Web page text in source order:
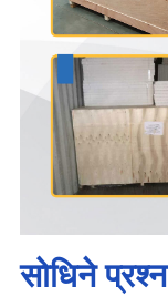
सोधिने प्रश्न